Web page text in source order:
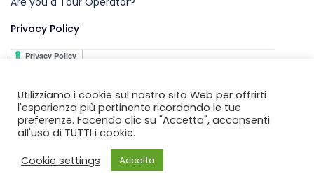
Privacy Policy
Copyright © 2026 byUnione Comuni Garfagnana
Developed byCentro Computer
Utilizziamo i cookie sul nostro sito Web per offrirti
l'esperienza più pertinente ricordando le tue
preferenze. Facendo clic su "Accetta", acconsenti
all'uso di TUTTI i cookie.
Cookie settings
Accetta